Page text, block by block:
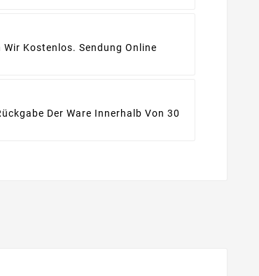
Kostenlos. Sendung Online
Der Ware Innerhalb Von 30